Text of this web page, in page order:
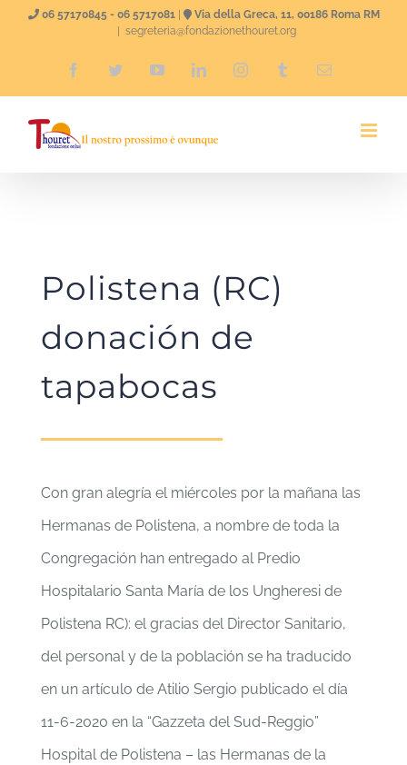
06 57170845 - 06 5717081|
Via della Greca, 11, 00186 Roma RM
segreteria@fondazionethouret.org
FacebookTwitterYouTubeLinkedInInstagramTumblrEmail
Polistena (RC)
donación de
tapabocas
Con gran alegría el miércoles por la mañana las
Hermanas de Polistena, a nombre de toda la
Congregación han entregado al Predio
Hospitalario Santa María de los Ungheresi de
Polistena RC): el gracias del Director Sanitario,
del personal y de la población se ha traducido
en un artículo de Atilio Sergio publicado el día
11-6-2020 en la “Gazzeta del Sud-Reggio”
Hospital de Polistena – las Hermanas de la